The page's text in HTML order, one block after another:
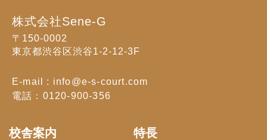
株式会社Sene-G
〒150-0002
東京都渋谷区渋谷1-2-12-3F
E-mail : info@e-s-court.com
電話：0120-900-356
校舎案内 特長